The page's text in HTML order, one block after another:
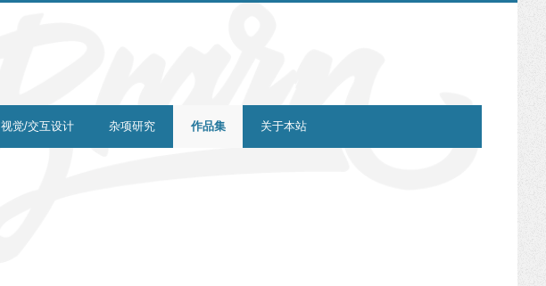
视觉/交互设计 杂项研究 作品集 关于本站